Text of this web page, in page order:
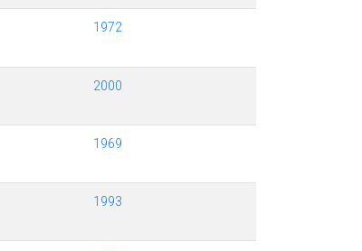
1972
2000
1969
1993